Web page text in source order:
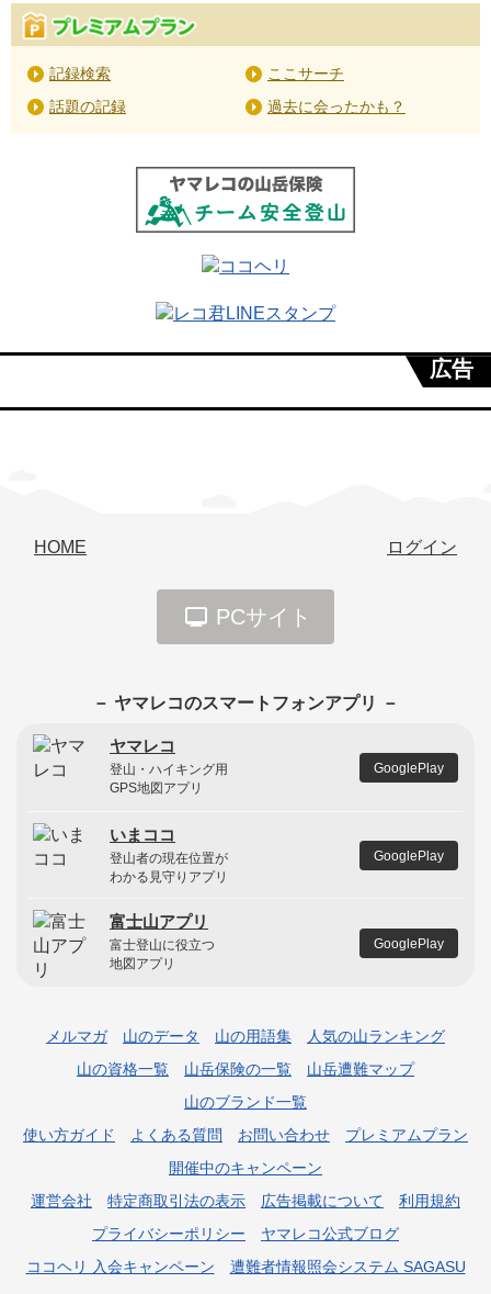
記録検索
ここサーチ
話題の記録
過去に会ったかも？
広告
HOME ログイン
PCサイト
－ ヤマレコのスマートフォンアプリ －
ヤマレコ
登山・ハイキング用
GPS地図アプリ
GooglePlay
いまココ
登山者の現在位置が
わかる見守りアプリ
GooglePlay
富士山アプリ
富士登山に役立つ
地図アプリ
GooglePlay
メルマガ 山のデータ 山の用語集
人気の山ランキング
山の資格一覧
山岳保険の一覧
山岳遭難マップ
山のブランド一覧
使い方ガイド
よくある質問 お問い合わせ
プレミアムプラン
開催中のキャンペーン
運営会社
特定商取引法の表示 広告掲載について
利用規約
プライバシーポリシー
ヤマレコ公式ブログ
ココヘリ 入会キャンペーン
遭難者情報照会システム SAGASU